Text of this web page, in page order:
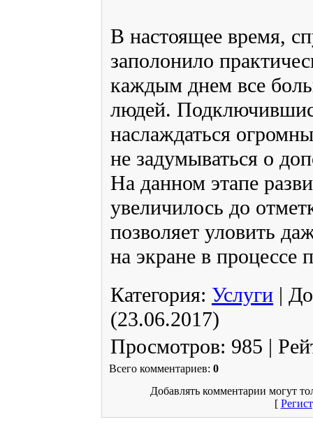
В настоящее время,
заполонило
каждым днем все
людей.
наслаждаться
не задумываться о
На данном этапе
увеличилось до
позволяет уловить
на экране в процессе
Категория: Услуги |
(23.06.2017)
Просмотров: 985 |
Всего комментариев: 0
Добавлять комментарии могут
[